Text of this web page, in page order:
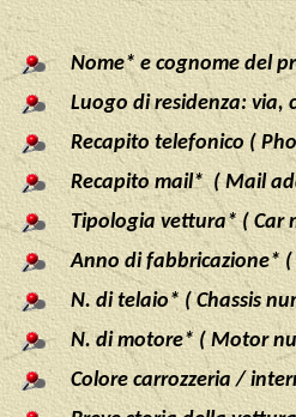
Nome* e cognome del
Luogo di residenza:
Recapito telefonico (
Recapito mail* ( Mail
Tipologia vettura* ( Car
Anno di fabbricazione*
N. di telaio* ( Chassis
N. di motore* ( Motor
Colore carrozzeria /